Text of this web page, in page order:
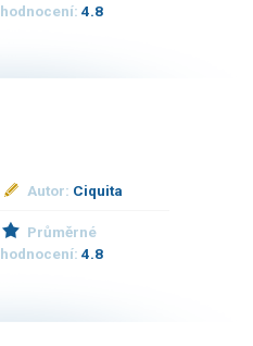
hodnocení:4.8
Autor: Ciquita
Průměrné
hodnocení:4.8